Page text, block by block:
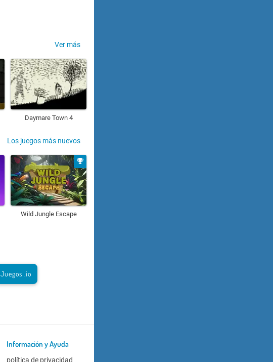
Ver más
Daymare Town 4
Los juegos más nuevos
Wild Jungle Escape
Juegos .io
Información y Ayuda
política de privacidad